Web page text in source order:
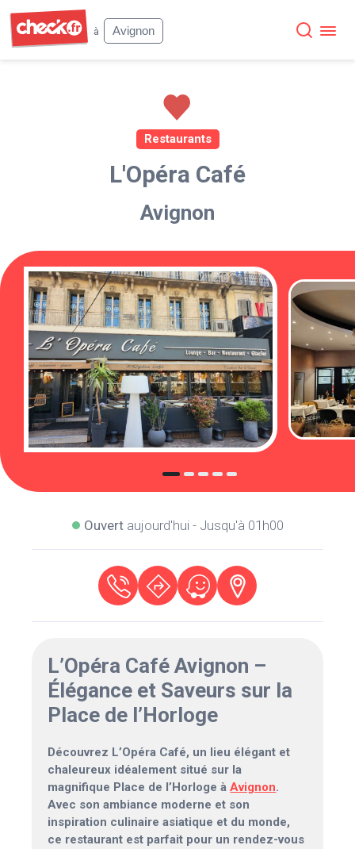
à
Avignon
Restaurants
L'Opéra Café
Avignon
Ouvertaujourd'hui - Jusqu'à 01h00
L’Opéra Café Avignon –
Élégance et Saveurs sur la
Place de l’Horloge
Découvrez L’Opéra Café, un lieu élégant et
chaleureux idéalement situé sur la
magnifique Place de l’Horloge àAvignon.
Avec son ambiance moderne et son
inspiration culinaire asiatique et du monde,
ce restaurant est parfait pour un rendez-vous